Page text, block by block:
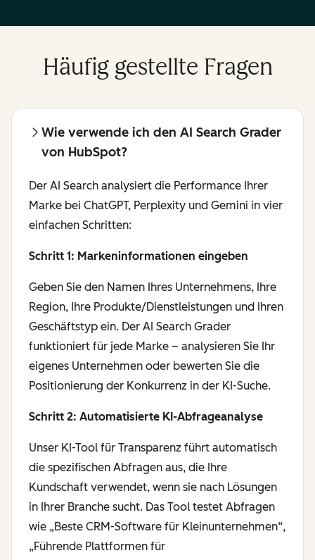
Häufig gestellte Fragen
Wie verwende ich den AI Search Grader
von HubSpot?
Der AI Search analysiert die Performance Ihrer
Marke bei ChatGPT, Perplexity und Gemini in vier
einfachen Schritten:
Schritt 1: Markeninformationen eingeben
Geben Sie den Namen Ihres Unternehmens, Ihre
Region, Ihre Produkte/Dienstleistungen und Ihren
Geschäftstyp ein. Der AI Search Grader
funktioniert für jede Marke – analysieren Sie Ihr
eigenes Unternehmen oder bewerten Sie die
Positionierung der Konkurrenz in der KI-Suche.
Schritt 2: Automatisierte KI-Abfrageanalyse
Unser KI-Tool für Transparenz führt automatisch
die spezifischen Abfragen aus, die Ihre
Kundschaft verwendet, wenn sie nach Lösungen
in Ihrer Branche sucht. Das Tool testet Abfragen
wie „Beste CRM-Software für Kleinunternehmen“,
„Führende Plattformen für